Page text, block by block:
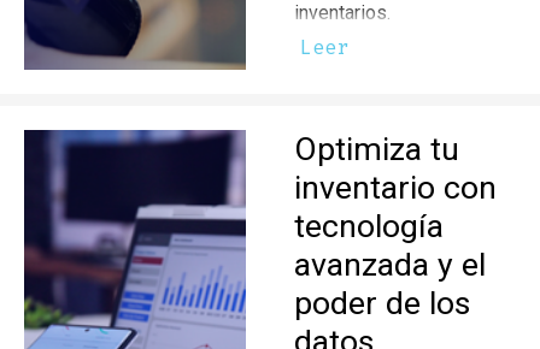
inventarios.
Leer
Optimiza tu
inventario con
tecnología
avanzada y el
poder de los